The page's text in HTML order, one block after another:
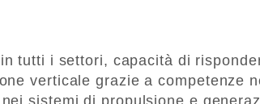
tutti i settori, capacità di
verticale grazie a competenze